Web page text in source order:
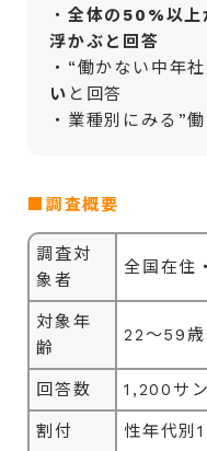
・ 全体の50%以上
浮かぶと回答
・“働かない中年社
い と回答
・業種別にみる”
■調査概要
調査対
象者
全国在住
対象年
齢
22～59歳
回答数 1,200サ
割付 性年代別